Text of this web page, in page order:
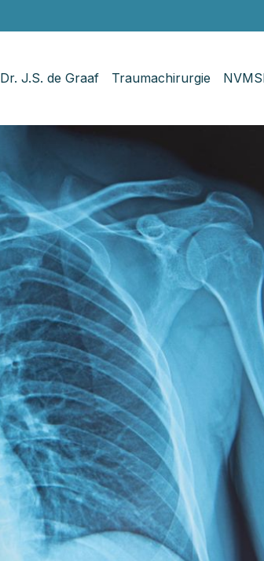
Dr. J.S. de Graaf Traumachirurgie